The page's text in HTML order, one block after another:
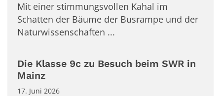
Mit einer stimmungsvollen Kahal im
Schatten der Bäume der Busrampe und der
Naturwissenschaften ...
Die Klasse 9c zu Besuch beim SWR in
Mainz
17. Juni 2026